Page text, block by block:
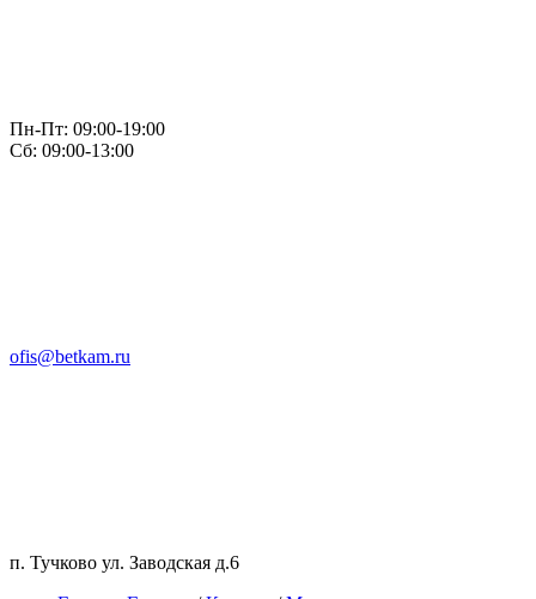
Пн-Пт: 09:00-19:00
Сб: 09:00-13:00
ofis@betkam.ru
п. Тучково ул. Заводская д.6